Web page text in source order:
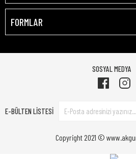
FORMLAR
Copyright 2021 ©
E-BÜLTEN LİSTESİ
SOSYAL MEDYA